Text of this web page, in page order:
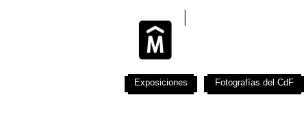
Exposiciones Fotografías del CdF